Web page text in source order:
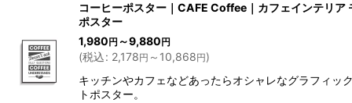
コーヒーポスター｜CAFE Coffee｜カフェインテリア
ポスター
1,980円 ～9,880円
(税込: 2,178円 ～10,868円)
キッチンやカフェなどあったらオシャレなグラフィッ
トポスター。